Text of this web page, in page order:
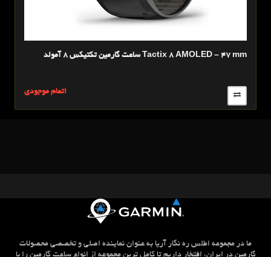
ساعت گارمين تکتیکس 8 آمولد Tactix 8 AMOLED – 47 mm
اتمام موجودی
ما در مجموعه اطلس ره نگار آریا به عنوان نماینده اصلی و تخصصی محصولات
گارمین در ایران، افتخار داریم تا کامل ترین مجموعه از انواع ساعت گارمین را با